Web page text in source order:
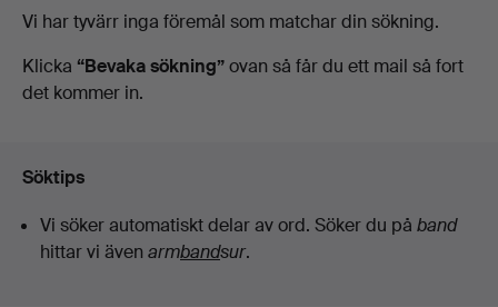
Pågående
auktioner
Vi har tyvärr inga föremål som matchar din sökning.
Klicka “Bevaka sökning”ovan så får du ett mail så fort
det kommer in.
Söktips
Vi söker automatiskt delar av ord. Söker du på band
hittar vi även armbandsur.